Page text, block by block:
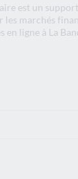
est un
les marchés
ligne à La